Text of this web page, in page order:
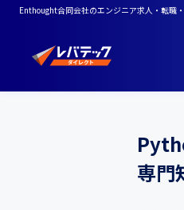
Enthought合同会社のエンジニア求人・転職
専門